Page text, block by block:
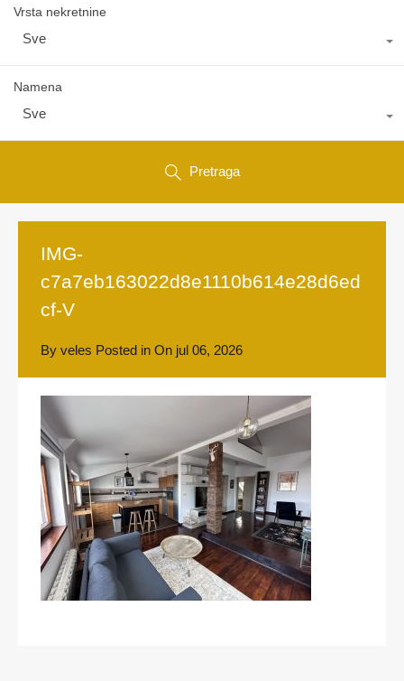
Vrsta nekretnine
Sve
Namena
Sve
Pretraga
IMG-
c7a7eb163022d8e1110b614e28d6ed
cf-V
By veles Posted in On jul 06, 2026